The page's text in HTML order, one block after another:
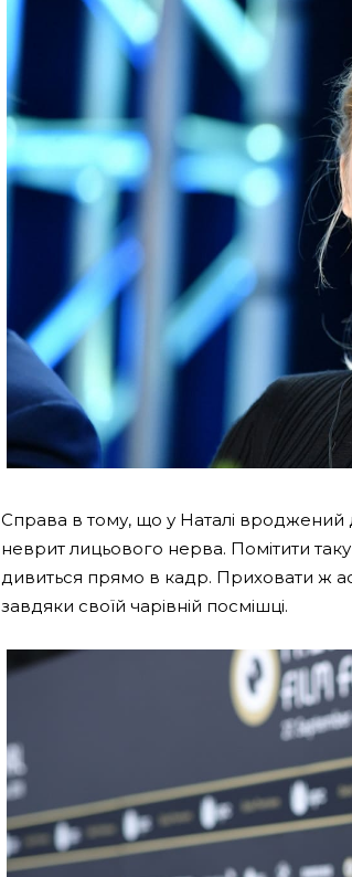
Справа в тому, що у Наталі вроджений
неврит лицьового нерва. Помітити
дивиться прямо в кадр. Приховати ж
завдяки своїй чарівній посмішці.